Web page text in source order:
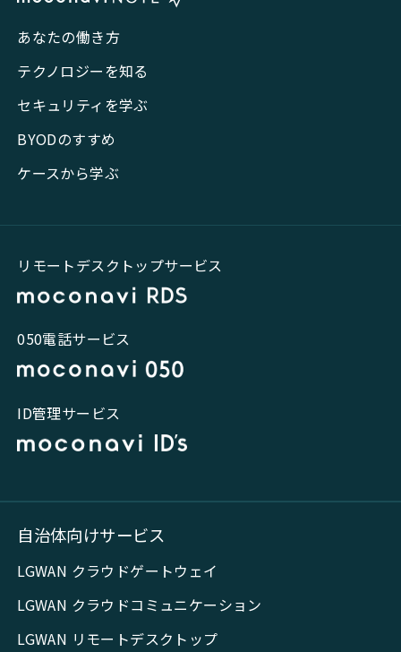
あなたの働き方
テクノロジーを知る
セキュリティを学ぶ
BYODのすすめ
ケースから学ぶ
リモートデスクトップサービス
050電話サービス
ID管理サービス
自治体向けサービス
LGWAN クラウドゲートウェイ
LGWAN クラウドコミュニケーション
LGWAN リモートデスクトップ